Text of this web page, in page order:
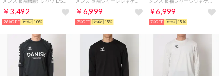
￥3,492
26%OFF 10%
￥6,999
7%OFF 15%
￥6,999
7%OFF 15%